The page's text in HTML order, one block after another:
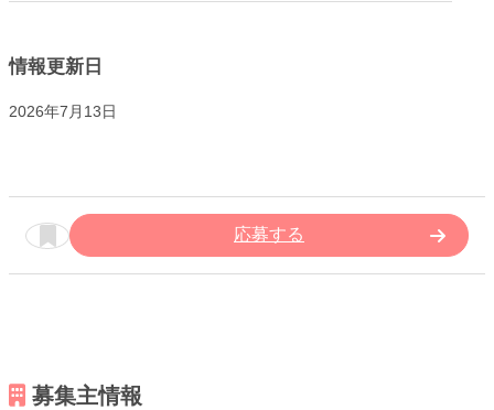
情報更新日
2026年7月13日
応募する
募集主情報